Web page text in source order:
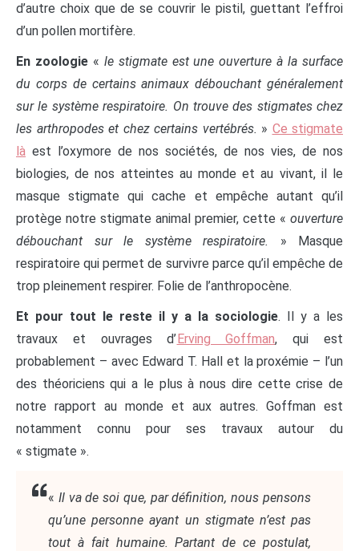
d’autre choix que de se couvrir le pistil, guettant l’effroi
d’un pollen mortifère.
En zoologie« le stigmate est une ouverture à la surface
du corps de certains animaux débouchant généralement
sur le système respiratoire. On trouve des stigmates chez
les arthropodes et chez certains vertébrés. » Ce stigmate
là est l’oxymore de nos sociétés, de nos vies, de nos
biologies, de nos atteintes au monde et au vivant, il le
masque stigmate qui cache et empêche autant qu’il
protège notre stigmate animal premier, cette « ouverture
débouchant sur le système respiratoire.
» Masque
respiratoire qui permet de survivre parce qu’il empêche de
trop pleinement respirer. Folie de l’anthropocène.
Et pour tout le reste il y a la sociologie. Il y a les
travaux et ouvrages d’Erving Goffman, qui est
probablement – avec Edward T. Hall et la proxémie – l’un
des théoriciens qui a le plus à nous dire cette crise de
notre rapport au monde et aux autres. Goffman est
notamment connu pour ses travaux autour du
« stigmate ».
« Il va de soi que, par définition, nous pensons
qu’une personne ayant un stigmate n’est pas
tout à fait humaine. Partant de ce postulat,